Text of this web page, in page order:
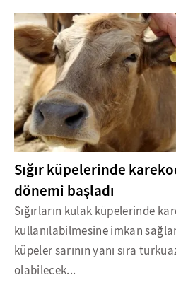
Sığır küpelerinde
dönemi başladı
Sığırların kulak küpelerinde
kullanılabilmesine imkan
küpeler sarının yanı sıra
olabilecek...